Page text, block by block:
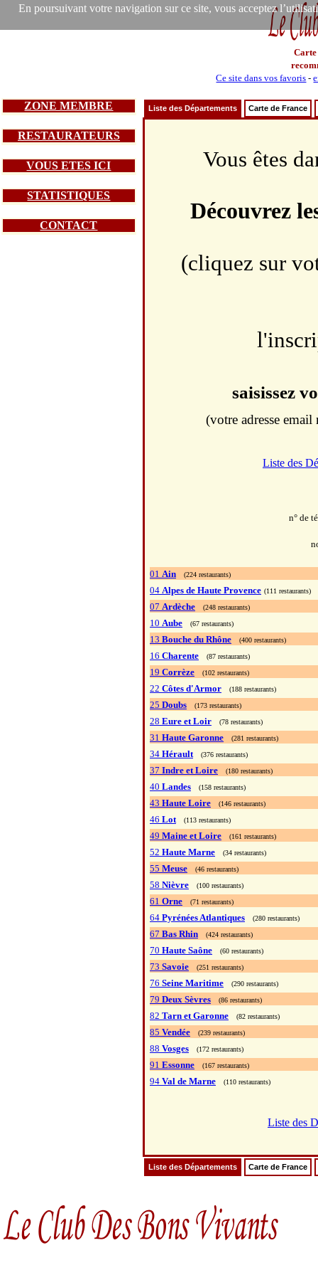
En poursuivant votre navigation sur ce site, vous acceptez
Carte
Ce site dans vos favoris -
ZONE MEMBRE
RESTAURATEURS
VOUS ETES ICI
STATISTIQUES
CONTACT
Liste des Départements Carte de France
Vous êtes
Découvrez
(cliquez sur
saisissez
(votre adresse
Liste des
n° de
01 Ain (224 restaurants)
04 Alpes de Haute Provence (111 restaurants)
07 Ardèche (248 restaurants)
10 Aube (67 restaurants)
13 Bouche du Rhône (400 restaurants)
16 Charente (87 restaurants)
19 Corrèze (102 restaurants)
22 Côtes d'Armor (188 restaurants)
25 Doubs (173 restaurants)
28 Eure et Loir (78 restaurants)
31 Haute Garonne (281 restaurants)
34 Hérault (376 restaurants)
37 Indre et Loire (180 restaurants)
40 Landes (158 restaurants)
43 Haute Loire (146 restaurants)
46 Lot (113 restaurants)
49 Maine et Loire (161 restaurants)
52 Haute Marne (34 restaurants)
55 Meuse (46 restaurants)
58 Nièvre (100 restaurants)
61 Orne (71 restaurants)
64 Pyrénées Atlantiques (280 restaurants)
67 Bas Rhin (424 restaurants)
70 Haute Saône (60 restaurants)
73 Savoie (251 restaurants)
76 Seine Maritime (290 restaurants)
79 Deux Sèvres (86 restaurants)
82 Tarn et Garonne (82 restaurants)
85 Vendée (239 restaurants)
88 Vosges (172 restaurants)
91 Essonne (167 restaurants)
94 Val de Marne (110 restaurants)
Liste des
Liste des Départements Carte de France